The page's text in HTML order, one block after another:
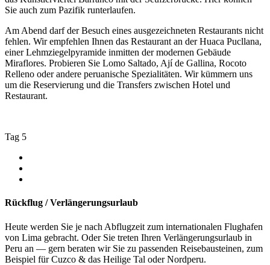
Sie auch zum Pazifik runterlaufen.
Am Abend darf der Besuch eines ausgezeichneten Restaurants nicht
fehlen. Wir empfehlen Ihnen das Restaurant an der Huaca Pucllana,
einer Lehmziegelpyramide inmitten der modernen Gebäude
Miraflores. Probieren Sie Lomo Saltado, Ají de Gallina, Rocoto
Relleno oder andere peruanische Spezialitäten. Wir kümmern uns
um die Reservierung und die Transfers zwischen Hotel und
Restaurant.
Tag 5
Rückflug / Verlängerungsurlaub
Heute werden Sie je nach Abflugzeit zum internationalen Flughafen
von Lima gebracht. Oder Sie treten Ihren Verlängerungsurlaub in
Peru an — gern beraten wir Sie zu passenden Reisebausteinen, zum
Beispiel für Cuzco & das Heilige Tal oder Nordperu.